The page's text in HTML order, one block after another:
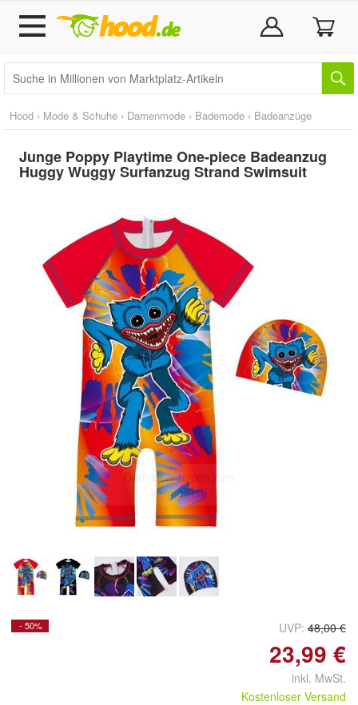
Hood › Mode & Schuhe › Damenmode › Bademode › Badeanzüge
Junge Poppy Playtime One-piece Badeanzug
Huggy Wuggy Surfanzug Strand Swimsuit
Doppelt antippen zum
vergrößern
- 50% UVP: 48,00 €
23,99 €
inkl. MwSt.
Kostenloser Versand